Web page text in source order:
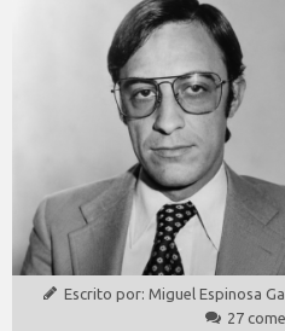
Escrito por: Miguel Espinosa
27